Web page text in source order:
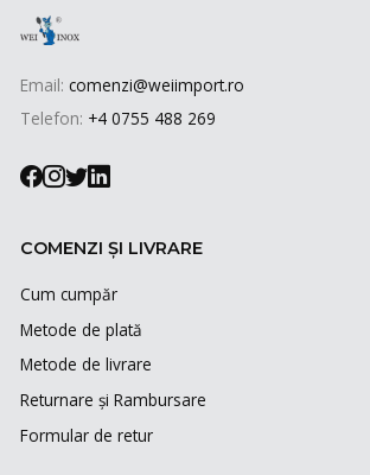
Email: comenzi@weiimport.ro
Telefon: +4 0755 488 269
COMENZI ȘI LIVRARE
Cum cumpăr
Metode de plată
Metode de livrare
Returnare și Rambursare
Formular de retur